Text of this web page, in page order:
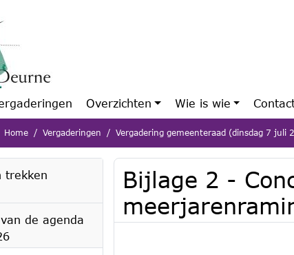
Overzichten Wie is wie
Home Vergaderingen Vergadering gemeenteraad (dinsdag 7 juli
trekken
de agenda
Bijlage 2 -